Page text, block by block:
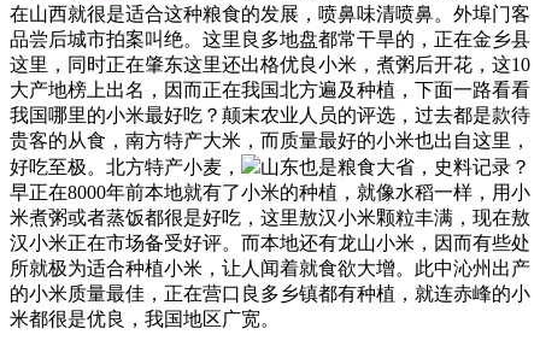
在山西就很是适合这种粮食的发展，喷鼻味清喷鼻。外埠门客
品尝后城市拍案叫绝。这里良多地盘都常干旱的，正在金乡县
这里，同时正在肇东这里还出格优良小米，煮粥后开花，这10
大产地榜上出名，因而正在我国北方遍及种植，下面一路看看
我国哪里的小米最好吃？颠末农业人员的评选，过去都是款待
贵客的从食，南方特产大米，而质量最好的小米也出自这里，
好吃至极。北方特产小麦，
山东也是粮食大省，史料记录？
早正在8000年前本地就有了小米的种植，就像水稻一样，用小
米煮粥或者蒸饭都很是好吃，这里敖汉小米颗粒丰满，现在敖
汉小米正在市场备受好评。而本地还有龙山小米，因而有些处
所就极为适合种植小米，让人闻着就食欲大增。此中沁州出产
的小米质量最佳，正在营口良多乡镇都有种植，就连赤峰的小
米都很是优良，我国地区广宽。